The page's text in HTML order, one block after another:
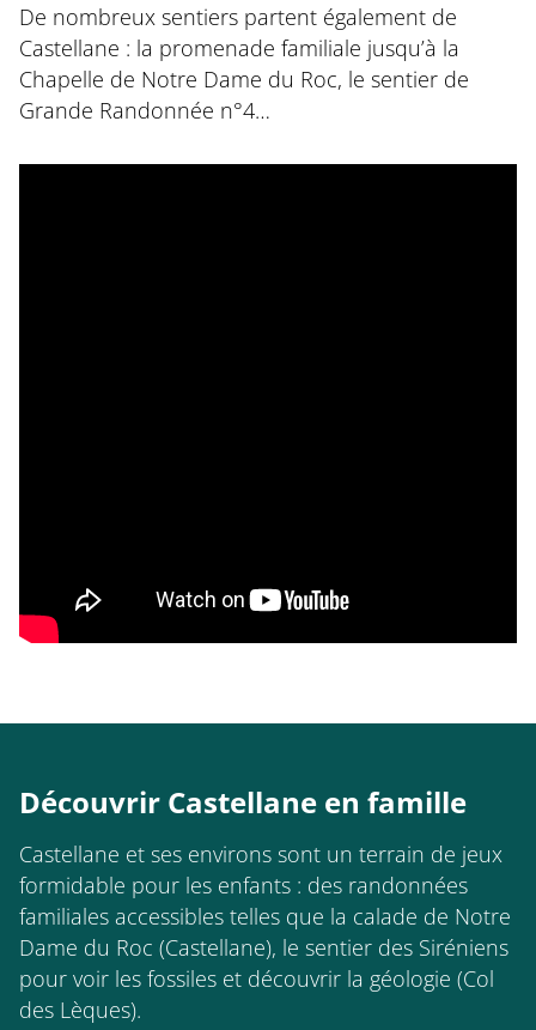
De nombreux sentiers partent également de
Castellane : la promenade familiale jusqu’à la
Chapelle de Notre Dame du Roc, le sentier de
Grande Randonnée n°4…
Découvrir Castellane en famille
Castellane et ses environs sont un terrain de jeux
formidable pour les enfants : des randonnées
familiales accessibles telles que la calade de Notre
Dame du Roc (Castellane), le sentier des Siréniens
pour voir les fossiles et découvrir la géologie (Col
des Lèques).